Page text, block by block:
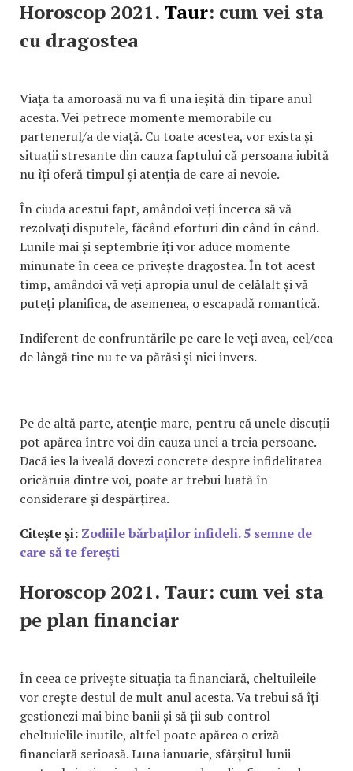
Horoscop 2021. Taur: cum vei sta
cu dragostea
Viața ta amoroasă nu va fi una ieșită din tipare anul
acesta. Vei petrece momente memorabile cu
partenerul/a de viață. Cu toate acestea, vor exista și
situații stresante din cauza faptului că persoana iubită
nu îți oferă timpul și atenția de care ai nevoie.
În ciuda acestui fapt, amândoi veți încerca să vă
rezolvați disputele, făcând eforturi din când în când.
Lunile mai și septembrie îți vor aduce momente
minunate în ceea ce privește dragostea. În tot acest
timp, amândoi vă veți apropia unul de celălalt și vă
puteți planifica, de asemenea, o escapadă romantică.
Indiferent de confruntările pe care le veți avea, cel/cea
de lângă tine nu te va părăsi și nici invers.
Pe de altă parte, atenție mare, pentru că unele discuții
pot apărea între voi din cauza unei a treia persoane.
Dacă ies la iveală dovezi concrete despre infidelitatea
oricăruia dintre voi, poate ar trebui luată în
considerare și despărțirea.
Citește și: Zodiile bărbaților infideli. 5 semne de
care să te ferești
Horoscop 2021. Taur: cum vei sta
pe plan financiar
În ceea ce privește situația ta financiară, cheltuileile
vor crește destul de mult anul acesta. Va trebui să îți
gestionezi mai bine banii și să ții sub control
cheltuielile inutile, altfel poate apărea o criză
financiară serioasă. Luna ianuarie, sfârșitul lunii